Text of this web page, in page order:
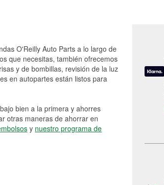
O'Reilly Auto Parts a lo largo de
que necesitas, también ofrecemos
y de bombillas, revisión de la luz
en autopartes están listos para
bien a la primera y ahorres
otras maneras de ahorrar en
y nuestro programa de